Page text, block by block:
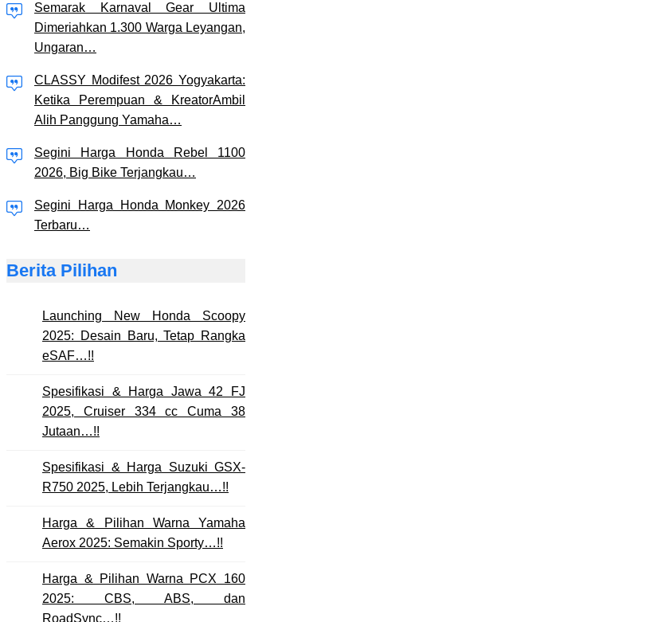
Semarak Karnaval Gear Ultima
Dimeriahkan 1.300 Warga Leyangan,
Ungaran…
CLASSY Modifest 2026 Yogyakarta:
Ketika Perempuan & KreatorAmbil
Alih Panggung Yamaha…
Segini Harga Honda Rebel 1100
2026, Big Bike Terjangkau…
Segini Harga Honda Monkey 2026
Terbaru…
Berita Pilihan
Launching New Honda Scoopy
2025: Desain Baru, Tetap Rangka
eSAF…!!
Spesifikasi & Harga Jawa 42 FJ
2025, Cruiser 334 cc Cuma 38
Jutaan…!!
Spesifikasi & Harga Suzuki GSX-
R750 2025, Lebih Terjangkau…!!
Harga & Pilihan Warna Yamaha
Aerox 2025: Semakin Sporty…!!
Harga & Pilihan Warna PCX 160
2025: CBS, ABS, dan
RoadSync…!!